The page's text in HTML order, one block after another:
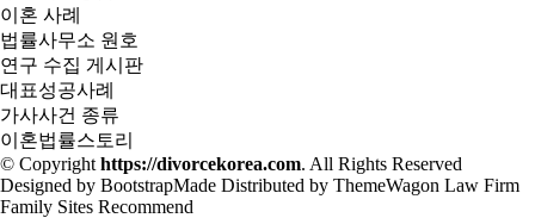
이혼 사례
법률사무소 원호
연구 수집 게시판
대표성공사례
가사사건 종류
이혼법률스토리
© Copyright https://divorcekorea.com. All Rights Reserved
Designed by BootstrapMade Distributed by ThemeWagon Law Firm
Family Sites Recommend